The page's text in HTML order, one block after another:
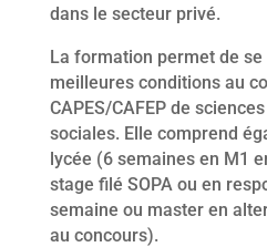
dans le secteur privé.
La formation permet de
meilleures conditions au
CAPES/CAFEP de
sociales. Elle comprend
lycée (6 semaines en M1
stage filé SOPA ou en
semaine ou master en
au concours).